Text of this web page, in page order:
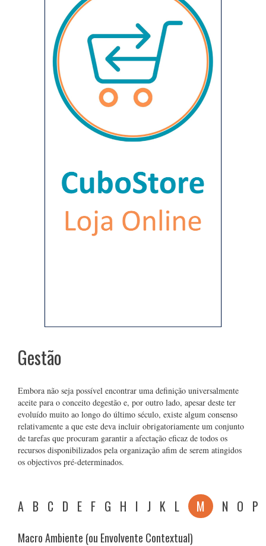
Gestão
Embora não seja possível encontrar uma definição universalmente
aceite para o conceito degestão e, por outro lado, apesar deste ter
evoluído muito ao longo do último século, existe algum consenso
relativamente a que este deva incluir obrigatoriamente um conjunto
de tarefas que procuram garantir a afectação eficaz de todos os
recursos disponibilizados pela organização afim de serem atingidos
os objectivos pré-determinados.
A B C D E F G H I J K L M N O P
Macro Ambiente (ou Envolvente Contextual)